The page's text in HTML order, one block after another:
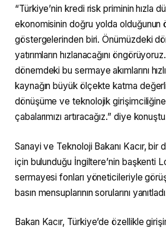
“Türkiye’nin kredi risk priminin hızla
ekonomisinin doğru yolda olduğunun
göstergelerinden biri. Önümüzdeki
yatırımların hızlanacağını
dönemdeki bu sermaye akımlarını
kaynağın büyük ölçekte katma
dönüşüme ve teknolojik girişimciliğine
çabalarımızı artıracağız.” diye
Sanayi ve Teknoloji Bakanı Kacır, bir
için bulunduğu İngiltere’nin başkenti
sermayesi fonları yöneticileriyle
basın mensuplarının sorularını
Bakan Kacır, Türkiye’de özellikle